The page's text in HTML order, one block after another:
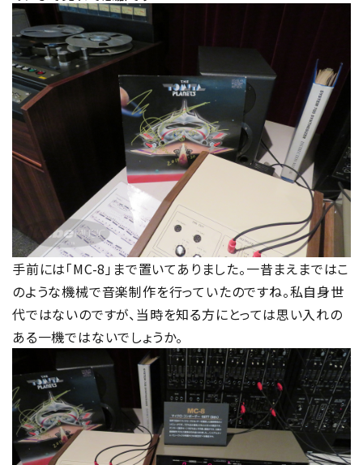
手前には「MC-8」まで置いてありました。一昔まえまではこ
のような機械で音楽制作を行っていたのですね。私自身世
代ではないのですが、当時を知る方にとっては思い入れの
ある一機ではないでしょうか。